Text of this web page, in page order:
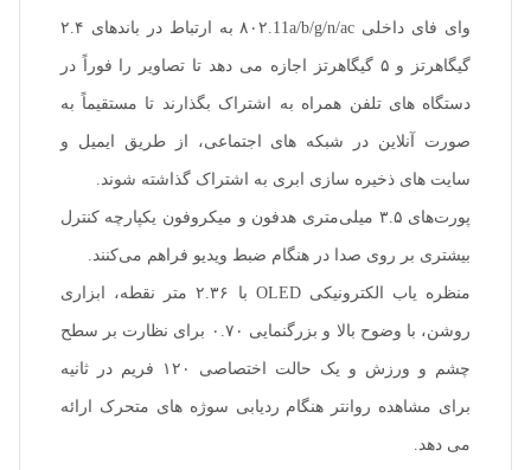
وای فای داخلی ۸۰۲.11a/b/g/n/ac به ارتباط در باندهای ۲.۴
گیگاهرتز و ۵ گیگاهرتز اجازه می دهد تا تصاویر را فوراً در
دستگاه های تلفن همراه به اشتراک بگذارند تا مستقیماً به
صورت آنلاین در شبکه های اجتماعی، از طریق ایمیل و
سایت های ذخیره سازی ابری به اشتراک گذاشته شوند.
پورت‌های ۳.۵ میلی‌متری هدفون و میکروفون یکپارچه کنترل
بیشتری بر روی صدا در هنگام ضبط ویدیو فراهم می‌کنند.
منظره یاب الکترونیکی OLED با ۲.۳۶ متر نقطه، ابزاری
روشن، با وضوح بالا و بزرگنمایی ۰.۷۰ برای نظارت بر سطح
چشم و ورزش و یک حالت اختصاصی ۱۲۰ فریم در ثانیه
برای مشاهده روانتر هنگام ردیابی سوژه های متحرک ارائه
می دهد.